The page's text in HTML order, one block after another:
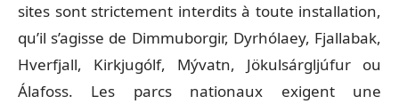
sites sont strictement interdits à toute installation,
qu’il s’agisse de Dimmuborgir, Dyrhólaey, Fjallabak,
Hverfjall, Kirkjugólf, Mývatn, Jökulsárgljúfur ou
Álafoss. Les parcs nationaux exigent une